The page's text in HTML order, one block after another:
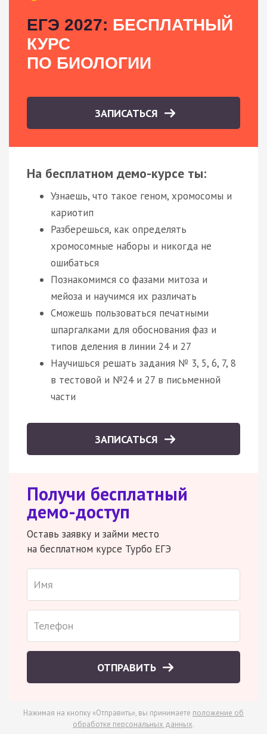
ЕГЭ 2027: БЕСПЛАТНЫЙ
КУРС
ПО БИОЛОГИИ
ЗАПИСАТЬСЯ
На бесплатном демо-курсе ты:
Узнаешь, что такое геном, хромосомы и
кариотип
Разберешься, как определять
хромосомные наборы и никогда не
ошибаться
Познакомимся со фазами митоза и
мейоза и научимся их различать
Сможешь пользоваться печатными
шпаргалками для обоснования фаз и
типов деления в линии 24 и 27
Научишься решать задания № 3, 5, 6, 7, 8
в тестовой и №24 и 27 в письменной
части
ЗАПИСАТЬСЯ
Получи бесплатный
демо-доступ
Оставь заявку и займи место
на бесплатном курсе Турбо ЕГЭ
ОТПРАВИТЬ
Нажимая на кнопку «Отправить», вы принимаете положение об
обработке персональных данных.